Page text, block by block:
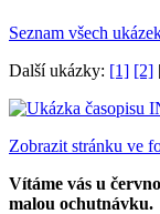
Seznam všech
Další ukázky: [1] [2]
Zobrazit stránku ve
Vítáme vás u
malou ochutnávku.